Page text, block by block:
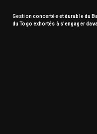
Gestion concertée et durable du
du Togo exhortés à s’engager